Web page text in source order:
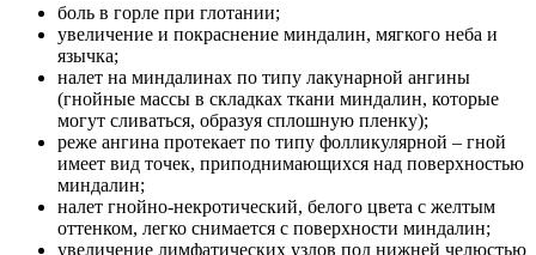
боль в горле при глотании;
увеличение и покраснение миндалин, мягкого неба и
язычка;
налет на миндалинах по типу лакунарной ангины
(гнойные массы в складках ткани миндалин, которые
могут сливаться, образуя сплошную пленку);
реже ангина протекает по типу фолликулярной – гной
имеет вид точек, приподнимающихся над поверхностью
миндалин;
налет гнойно-некротический, белого цвета с желтым
оттенком, легко снимается с поверхности миндалин;
увеличение лимфатических узлов под нижней челюстью